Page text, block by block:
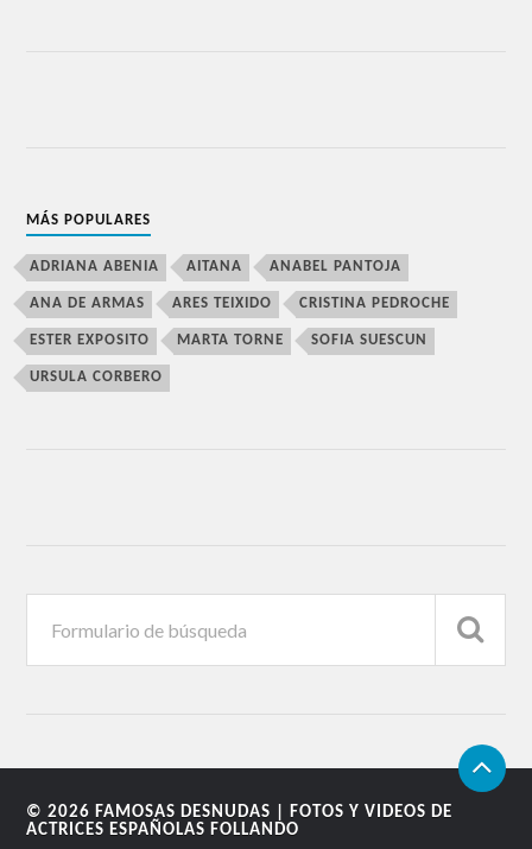
MÁS POPULARES
ADRIANA ABENIA AITANA ANABEL PANTOJA
ANA DE ARMAS ARES TEIXIDO CRISTINA PEDROCHE
ESTER EXPOSITO MARTA TORNE SOFIA SUESCUN
URSULA CORBERO
© 2026FAMOSAS DESNUDAS | FOTOS Y VIDEOS DE
ACTRICES ESPAÑOLAS FOLLANDO